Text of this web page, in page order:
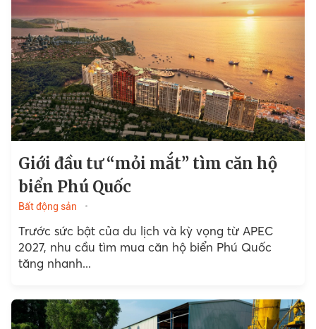
Giới đầu tư “mỏi mắt” tìm căn hộ
biển Phú Quốc
Bất động sản
Trước sức bật của du lịch và kỳ vọng từ APEC
2027, nhu cầu tìm mua căn hộ biển Phú Quốc
tăng nhanh...